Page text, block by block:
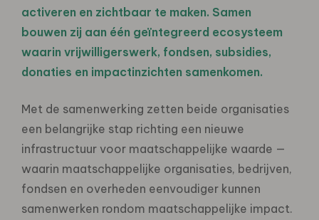
activeren en zichtbaar te maken. Samen
bouwen zij aan één geïntegreerd ecosysteem
waarin vrijwilligerswerk, fondsen, subsidies,
donaties en impactinzichten samenkomen.
Met de samenwerking zetten beide organisaties
een belangrijke stap richting een nieuwe
infrastructuur voor maatschappelijke waarde —
waarin maatschappelijke organisaties, bedrijven,
fondsen en overheden eenvoudiger kunnen
samenwerken rondom maatschappelijke impact.